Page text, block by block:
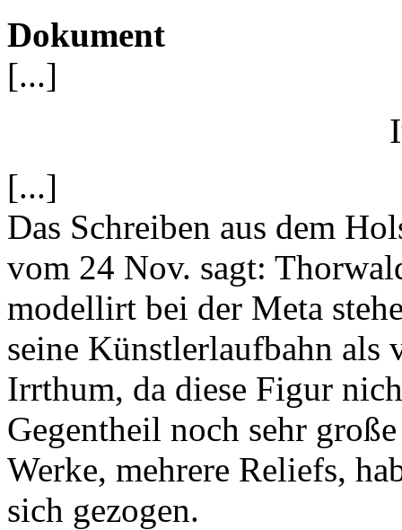
Dokument
[...]
[...]
Das Schreiben aus dem
vom 24 Nov. sagt:
modellirt bei der Meta
seine Künstlerlaufbahn als
Irrthum, da diese Figur
Gegentheil noch sehr
Werke, mehrere Reliefs,
sich gezogen.